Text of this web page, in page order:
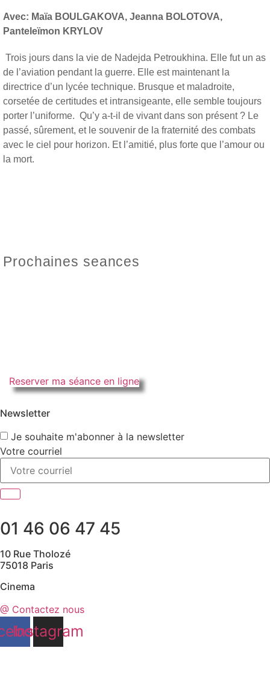
Avec: Maïa BOULGAKOVA, Jeanna BOLOTOVA,
Panteleïmon KRYLOV
Trois jours dans la vie de Nadejda Petroukhina. Elle fut un as
de l’aviation pendant la guerre. Elle est maintenant la
directrice d’un lycée technique. Brusque et maladroite,
corsetée de certitudes et intransigeante, elle semble toujours
porter l’uniforme. Qu’y a-t-il de vivant dans son présent ? Le
passé, sûrement, et le souvenir de la fraternité des combats
avec le ciel pour horizon. Et l’amitié, plus forte que l’amour ou
la mort.
Prochaines seances
Reserver ma séance en ligne
Newsletter
Je souhaite m'abonner à la newsletter
Votre courriel
01 46 06 47 45
10 Rue Tholozé
75018 Paris
Cinema
@ Contactez nous
Instagram